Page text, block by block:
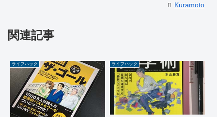
Kuramoto
関連記事
ライフハック ライフハック